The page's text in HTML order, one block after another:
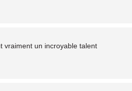
vraiment un incroyable talent